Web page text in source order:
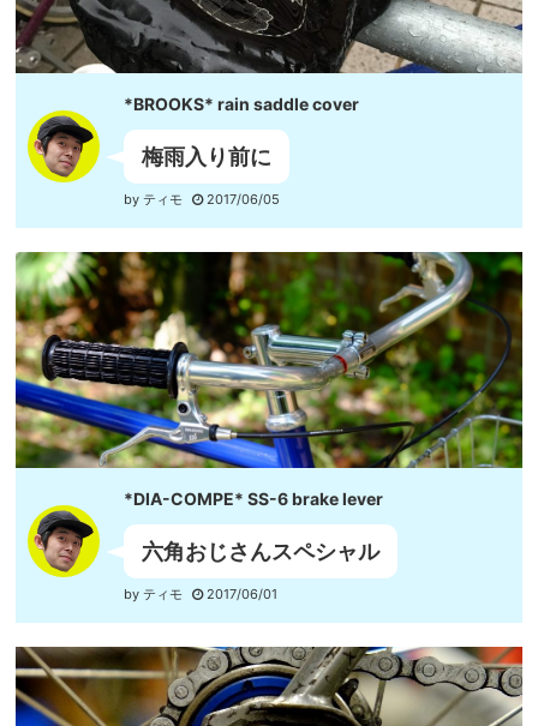
*BROOKS* rain saddle cover
梅雨入り前に
by ティモ 2017/06/05
*DIA-COMPE* SS-6 brake lever
六角おじさんスペシャル
by ティモ 2017/06/01